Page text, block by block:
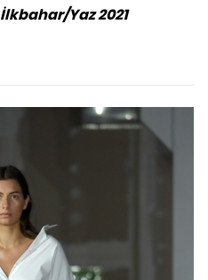
İlkbahar/Yaz 2021